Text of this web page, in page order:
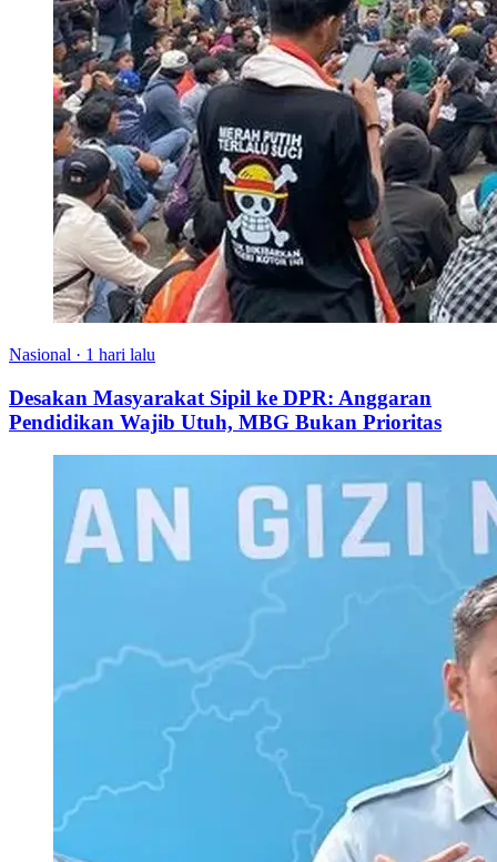
Nasional · 1 hari lalu
Desakan Masyarakat Sipil ke DPR: Anggaran
Pendidikan Wajib Utuh, MBG Bukan Prioritas